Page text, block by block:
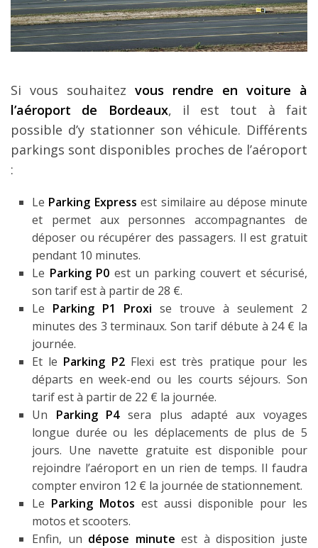
Si vous souhaitez vous rendre en voiture à
l’aéroport de Bordeaux, il est tout à fait
possible d’y stationner son véhicule. Différents
parkings sont disponibles proches de l’aéroport
:
Le Parking Express est similaire au dépose minute
et permet aux personnes accompagnantes de
déposer ou récupérer des passagers. Il est gratuit
pendant 10 minutes.
Le Parking P0 est un parking couvert et sécurisé,
son tarif est à partir de 28 €.
Le Parking P1 Proxi se trouve à seulement 2
minutes des 3 terminaux. Son tarif débute à 24 € la
journée.
Et le Parking P2Flexi est très pratique pour les
départs en week-end ou les courts séjours. Son
tarif est à partir de 22 € la journée.
Un Parking P4sera plus adapté aux voyages
longue durée ou les déplacements de plus de 5
jours. Une navette gratuite est disponible pour
rejoindre l’aéroport en un rien de temps. Il faudra
compter environ 12 € la journée de stationnement.
Le Parking Motos est aussi disponible pour les
motos et scooters.
Enfin, un dépose minute est à disposition juste